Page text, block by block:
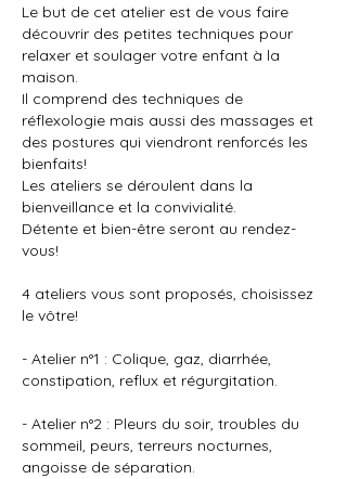
Le but de cet atelier est de vous faire
découvrir des petites techniques pour
relaxer et soulager votre enfant à la
maison.
Il comprend des techniques de
réflexologie mais aussi des massages et
des postures qui viendront renforcés les
bienfaits!
Les ateliers se déroulent dans la
bienveillance et la convivialité.
Détente et bien-être seront au rendez-
vous!
4 ateliers vous sont proposés, choisissez
le vôtre!
- Atelier n°1 : Colique, gaz, diarrhée,
constipation, reflux et régurgitation.
- Atelier n°2 : Pleurs du soir, troubles du
sommeil, peurs, terreurs nocturnes,
angoisse de séparation.